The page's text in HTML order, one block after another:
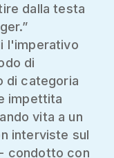
dalla testa
l'imperativo
di
di categoria
impettita
vita a un
interviste sul
condotto con